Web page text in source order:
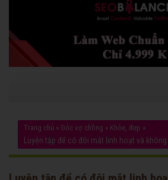
Trang chủ » Góc vợ chồng » Khỏe, đẹp »
Luyện tập để có đôi mắt linh hoạt và